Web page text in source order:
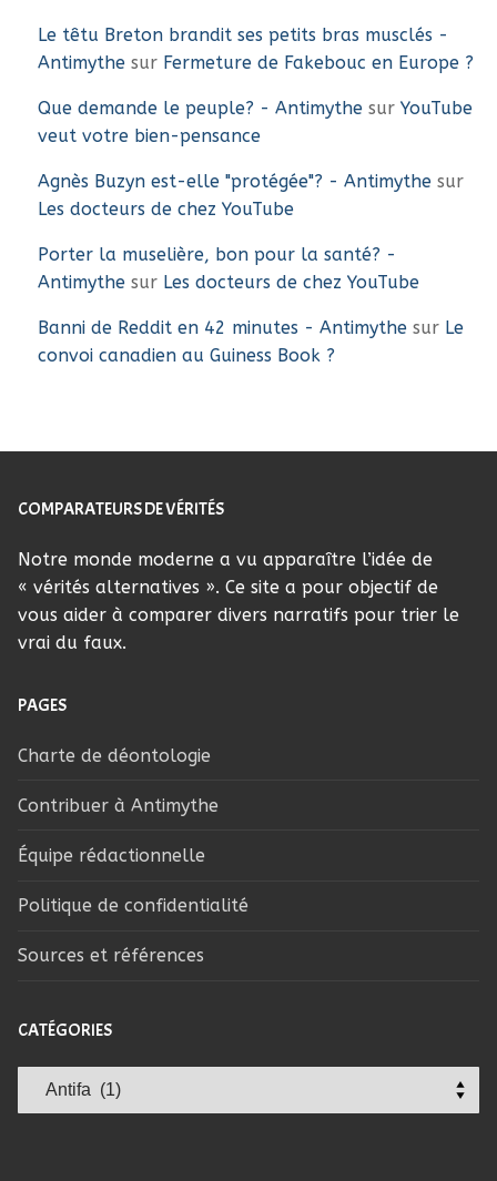
Le têtu Breton brandit ses petits bras musclés -
Antimythe sur Fermeture de Fakebouc en Europe ?
Que demande le peuple? - Antimythe sur YouTube
veut votre bien-pensance
Agnès Buzyn est-elle "protégée"? - Antimythe sur
Les docteurs de chez YouTube
Porter la muselière, bon pour la santé? -
Antimythe sur Les docteurs de chez YouTube
Banni de Reddit en 42 minutes - Antimythe sur Le
convoi canadien au Guiness Book ?
COMPARATEURS DE VÉRITÉS
Notre monde moderne a vu apparaître l’idée de
« vérités alternatives ». Ce site a pour objectif de
vous aider à comparer divers narratifs pour trier le
vrai du faux.
PAGES
Charte de déontologie
Contribuer à Antimythe
Équipe rédactionnelle
Politique de confidentialité
Sources et références
CATÉGORIES
Catégories